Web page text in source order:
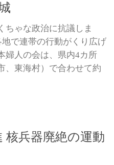
ちゃな政治に抗議しま
で連帯の行動がくり広げ
婦人の会は、県内4カ所
、東海村）で合わせて約
核兵器廃絶の運動